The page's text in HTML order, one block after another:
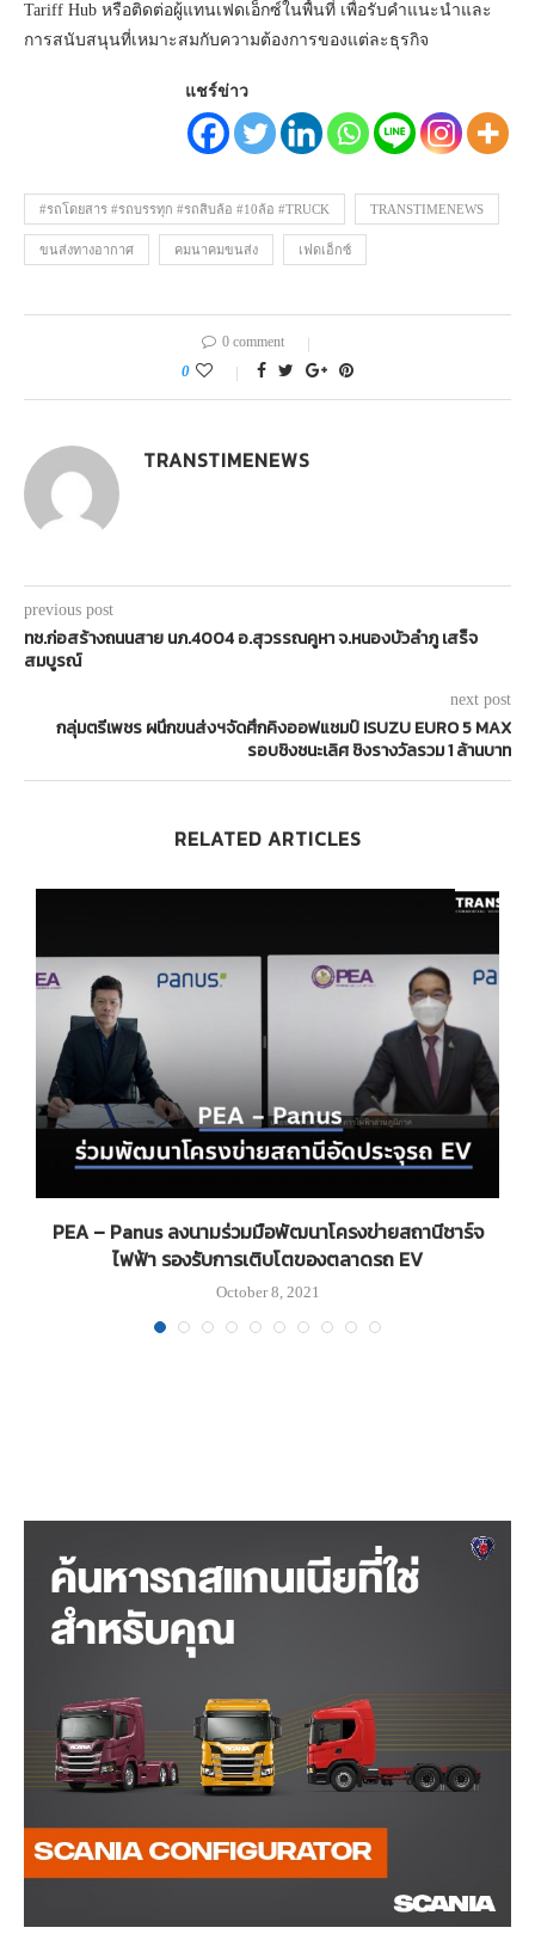
Tariff Hub หรือติดต่อผู้แทนเฟดเอ็กซ์ในพื้นที่ เพื่อรับคำแนะนำและ
การสนับสนุนที่เหมาะสมกับความต้องการของแต่ละธุรกิจ
แชร์ข่าว
#รถโดยสาร #รถบรรทุก #รถสิบล้อ #10ล้อ #TRUCK TRANSTIMENEWS
ขนส่งทางอากาศ คมนาคมขนส่ง เฟดเอ็กซ์
0 comment
0
TRANSTIMENEWS
previous post
ทช.ก่อสร้างถนนสาย นภ.4004 อ.สุวรรณคูหา จ.หนองบัวลำภู เสร็จ
สมบูรณ์
next post
กลุ่มตรีเพชร ผนึกขนส่งฯจัดศึกคิงออฟแชมป์ ISUZU EURO 5 MAX
รอบชิงชนะเลิศ ชิงรางวัลรวม 1 ล้านบาท
RELATED ARTICLES
PEA – Panus ลงนามร่วมมือพัฒนาโครงข่ายสถานีชาร์จ
ไฟฟ้า รองรับการเติบโตของตลาดรถ EV
October 8, 2021